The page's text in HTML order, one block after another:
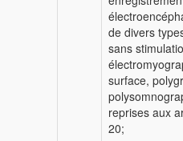
de divers
sans
surface,
reprises aux
20;